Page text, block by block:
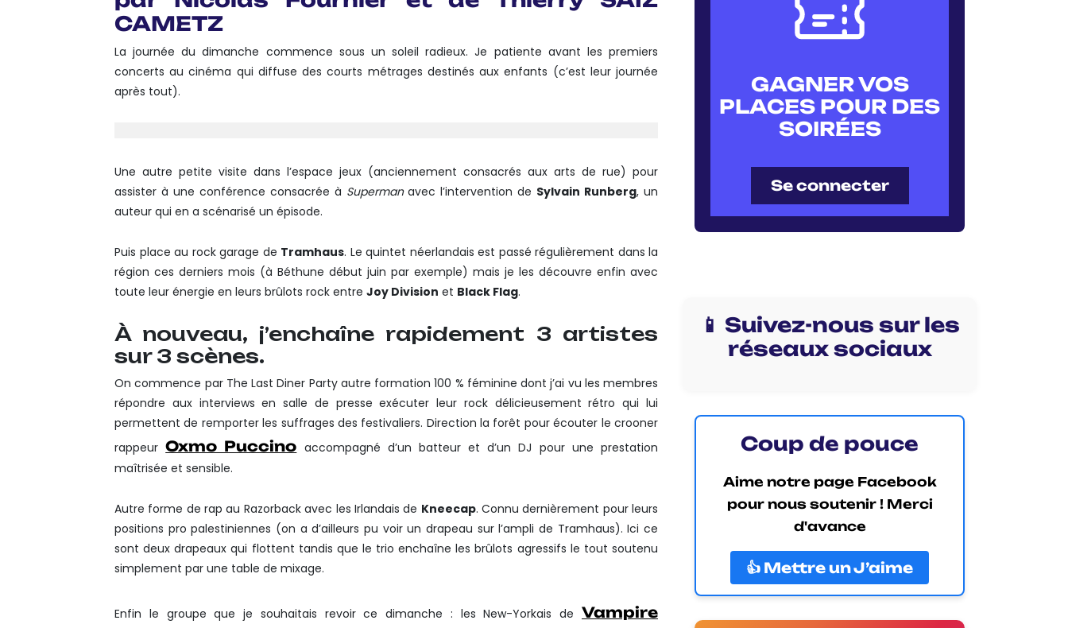
CAMETZ
La journée du dimanche commence sous un soleil radieux. Je patiente avant les premiers
concerts au cinéma qui diffuse des courts métrages destinés aux enfants (c’est leur journée
après tout).
Une autre petite visite dans l’espace jeux (anciennement consacrés aux arts de rue) pour
assister à une conférence consacrée à Supermanavec l’intervention de Sylvain Runberg, un
auteur qui en a scénarisé un épisode.
Puis place au rock garage de Tramhaus. Le quintet néerlandais est passé régulièrement dans la
région ces derniers mois (à Béthune début juin par exemple) mais je les découvre enfin avec
toute leur énergie en leurs brûlots rock entre Joy Division et Black Flag.
À nouveau, j’enchaîne rapidement 3 artistes
sur 3 scènes.
On commence par The Last Diner Party autre formation 100 % féminine dont j’ai vu les membres
répondre aux interviews en salle de presse exécuter leur rock délicieusement rétro qui lui
permettent de remporter les suffrages des festivaliers. Direction la forêt pour écouter le crooner
rappeurOxmo Puccino accompagné d’un batteur et d’un DJ pour une prestation
maîtrisée et sensible.
Autre forme de rap au Razorback avec les Irlandais de Kneecap. Connu dernièrement pour leurs
positions pro palestiniennes (on a d’ailleurs pu voir un drapeau sur l’ampli de Tramhaus). Ici ce
sont deux drapeaux qui flottent tandis que le trio enchaîne les brûlots agressifs le tout soutenu
simplement par une table de mixage.
Enfin le groupe que je souhaitais revoir ce dimanche : les New-Yorkais de Vampire
GAGNER VOS
PLACES POUR DES
SOIRÉES
Se connecter
📱 Suivez-nous sur les
réseaux sociaux
Coup de pouce
Aime notre page Facebook
pour nous soutenir ! Merci
d'avance
👍 Mettre un J’aime